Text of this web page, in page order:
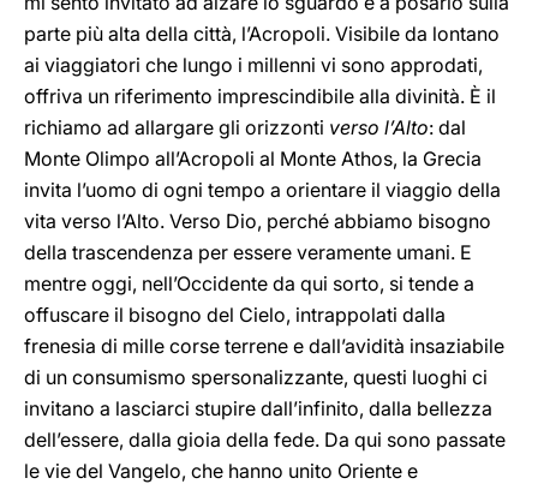
parte più alta della città, l’Acropoli. Visibile da lontano
ai viaggiatori che lungo i millenni vi sono approdati,
offriva un riferimento imprescindibile alla divinità. È il
richiamo ad allargare gli orizzonti verso l’Alto: dal
Monte Olimpo all’Acropoli al Monte Athos, la Grecia
invita l’uomo di ogni tempo a orientare il viaggio della
vita verso l’Alto. Verso Dio, perché abbiamo bisogno
della trascendenza per essere veramente umani. E
mentre oggi, nell’Occidente da qui sorto, si tende a
offuscare il bisogno del Cielo, intrappolati dalla
frenesia di mille corse terrene e dall’avidità insaziabile
di un consumismo spersonalizzante, questi luoghi ci
invitano a lasciarci stupire dall’infinito, dalla bellezza
dell’essere, dalla gioia della fede. Da qui sono passate
le vie del Vangelo, che hanno unito Oriente e